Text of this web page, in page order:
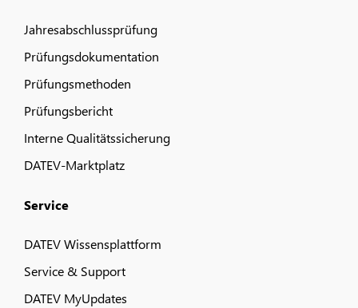
Jahresabschlussprüfung
Prüfungsdokumentation
Prüfungsmethoden
Prüfungsbericht
Interne Qualitätssicherung
DATEV-Marktplatz
Service
DATEV Wissensplattform
Service & Support
DATEV MyUpdates